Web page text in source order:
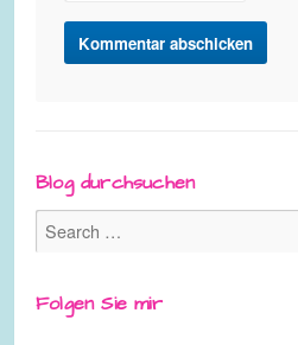
Blog durchsuchen
Folgen Sie mir